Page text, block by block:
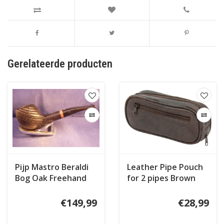
Gerelateerde producten
Pijp Mastro Beraldi
Bog Oak Freehand
€149,99
Leather Pipe Pouch
for 2 pipes Brown
€28,99